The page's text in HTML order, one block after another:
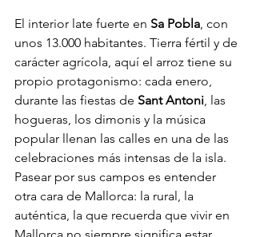
El interior late fuerte en Sa Pobla, con
unos 13.000 habitantes. Tierra fértil y de
carácter agrícola, aquí el arroz tiene su
propio protagonismo: cada enero,
durante las fiestas de Sant Antoni, las
hogueras, los dimonis y la música
popular llenan las calles en una de las
celebraciones más intensas de la isla.
Pasear por sus campos es entender
otra cara de Mallorca: la rural, la
auténtica, la que recuerda que vivir en